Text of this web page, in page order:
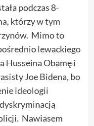
podczas 8-
którzy w tym
Mimo to
lewackiego
Husseina Obamę i
Joe Bidena, bo
ideologii
Nawiasem